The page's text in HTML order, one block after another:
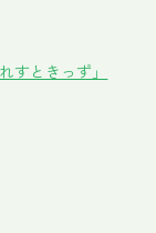
すときっず」